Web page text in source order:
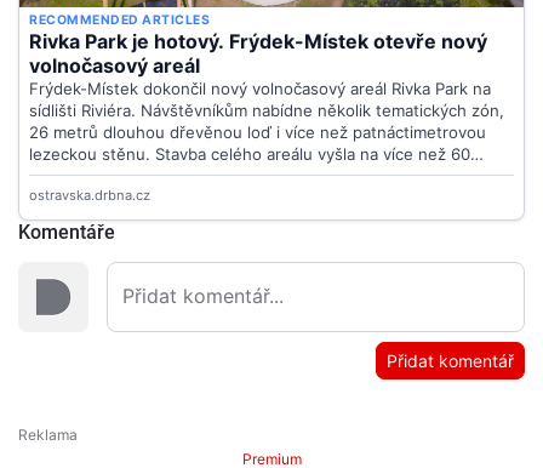
Komentáře
Přidat komentář
Premium